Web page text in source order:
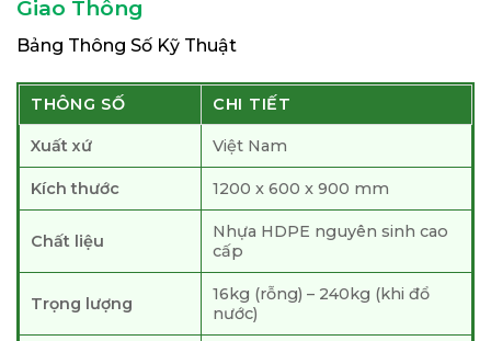
Giao Thông
Bảng Thông Số Kỹ Thuật
THÔNG SỐ CHI TIẾT
Xuất xứ Việt Nam
Kích thước 1200 x 600 x 900 mm
Chất liệu
Nhựa HDPE nguyên sinh cao
cấp
Trọng lượng
16kg (rỗng) – 240kg (khi đổ
nước)